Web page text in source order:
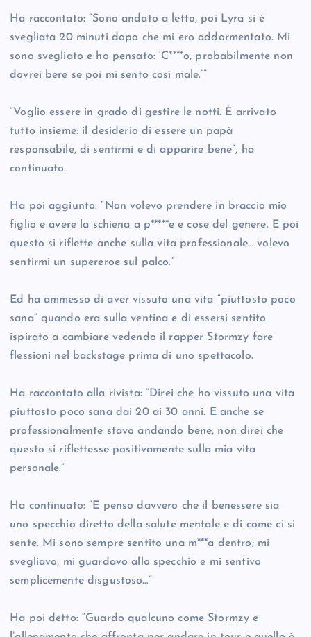
Ha raccontato: “Sono andato a letto, poi Lyra si è
svegliata 20 minuti dopo che mi ero addormentato. Mi
sono svegliato e ho pensato: ‘C****o, probabilmente non
dovrei bere se poi mi sento così male.’”
“Voglio essere in grado di gestire le notti. È arrivato
tutto insieme: il desiderio di essere un papà
responsabile, di sentirmi e di apparire bene”, ha
continuato.
Ha poi aggiunto: “Non volevo prendere in braccio mio
figlio e avere la schiena a p*****e e cose del genere. E poi
questo si riflette anche sulla vita professionale… volevo
sentirmi un supereroe sul palco.”
Ed ha ammesso di aver vissuto una vita “piuttosto poco
sana” quando era sulla ventina e di essersi sentito
ispirato a cambiare vedendo il rapper Stormzy fare
flessioni nel backstage prima di uno spettacolo.
Ha raccontato alla rivista: “Direi che ho vissuto una vita
piuttosto poco sana dai 20 ai 30 anni. E anche se
professionalmente stavo andando bene, non direi che
questo si riflettesse positivamente sulla mia vita
personale.”
Ha continuato: “E penso davvero che il benessere sia
uno specchio diretto della salute mentale e di come ci si
sente. Mi sono sempre sentito una m***a dentro; mi
svegliavo, mi guardavo allo specchio e mi sentivo
semplicemente disgustoso…”
Ha poi detto: “Guardo qualcuno come Stormzy e